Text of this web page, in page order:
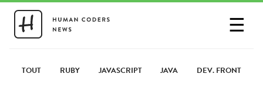
☰
PARTAGER UN LIEN
TOUT RUBY JAVASCRIPT JAVA DEV. FRONT